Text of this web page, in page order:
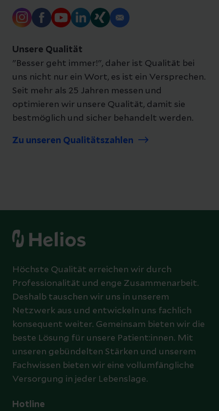
Unsere Qualität
"Besser geht immer!", daher ist Qualität bei
uns nicht nur ein Wort, es ist ein Versprechen.
Seit mehr als 25 Jahren messen und
optimieren wir unsere Qualität, damit sie
bestmöglich und sicher behandelt werden.
Zu unseren Qualitätszahlen
Höchste Qualität erreichen wir durch
Professionalität und enge Zusammenarbeit.
Deshalb tauschen wir uns in unserem
Netzwerk aus und entwickeln uns fachlich
konsequent weiter. Gemeinsam bieten wir die
beste Lösung für unsere Patient:innen. Mit
unseren gebündelten Stärken und unserem
Fachwissen bieten wir eine vollumfängliche
Versorgung in jeder Lebenslage.
Hotline